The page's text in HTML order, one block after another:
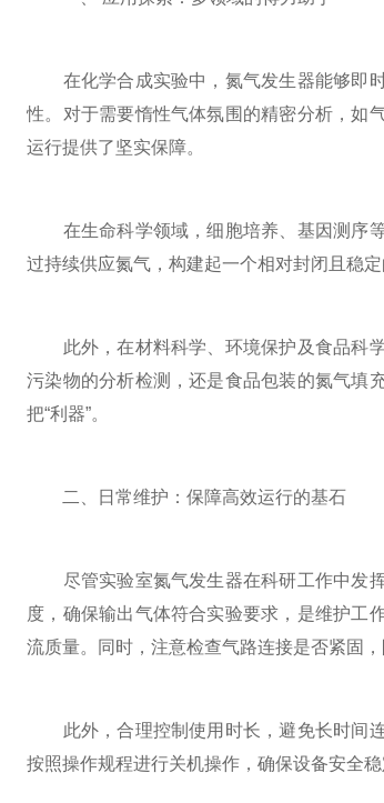
在化学合成实验中，氮气发生器能够即时
性。对于需要惰性气体氛围的精密分析，如
运行提供了坚实保障。
在生命科学领域，细胞培养、基因测序等
过持续供应氮气，构建起一个相对封闭且稳
此外，在材料科学、环境保护及食品科学
污染物的分析检测，还是食品包装的氮气填
把“利器”。
二、日常维护：保障高效运行的基石
尽管实验室氮气发生器在科研工作中发挥
度，确保输出气体符合实验要求，是维护工
流质量。同时，注意检查气路连接是否紧固，
此外，合理控制使用时长，避免长时间连
按照操作规程进行关机操作，确保设备安全稳